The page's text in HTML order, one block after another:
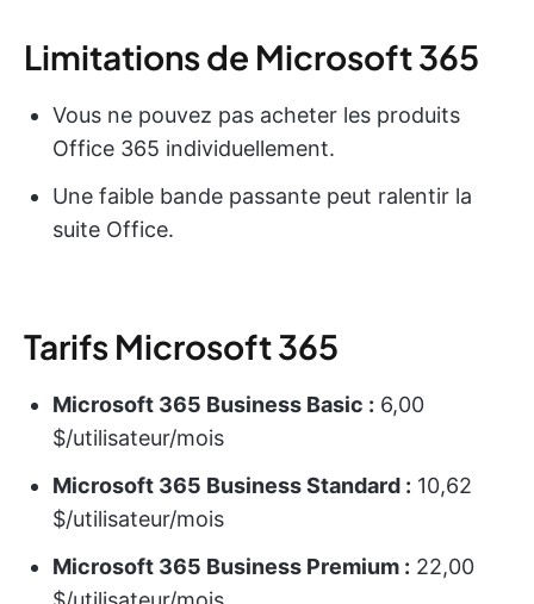
Limitations de Microsoft 365
Vous ne pouvez pas acheter les produits
Office 365 individuellement.
Une faible bande passante peut ralentir la
suite Office.
Tarifs Microsoft 365
Microsoft 365 Business Basic : 6,00
$/utilisateur/mois
Microsoft 365 Business Standard : 10,62
$/utilisateur/mois
Microsoft 365 Business Premium : 22,00